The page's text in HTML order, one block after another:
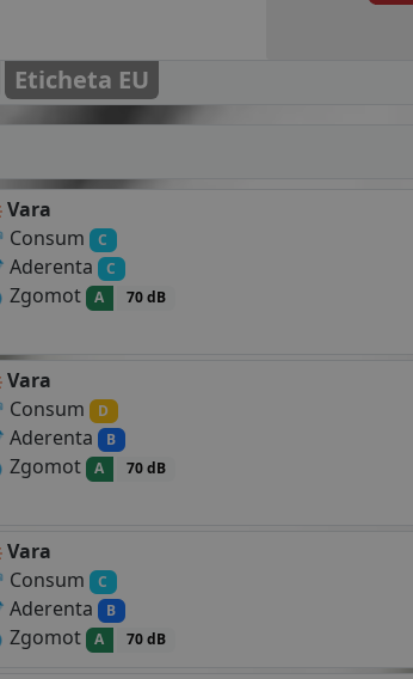
Eticheta EU
Vara
Consum
C
Aderenta C
Zgomot A 70 dB
Vara
Consum
D
Aderenta B
Zgomot A 70 dB
Vara
Consum
C
Aderenta B
Zgomot A 70 dB